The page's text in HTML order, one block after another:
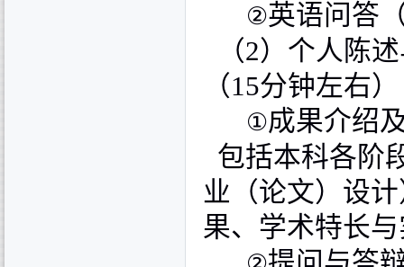
②英语问答
（2）个人陈
（15分钟左右）
①成果介绍
包括本科各阶
业（论文）设
果、学术特长